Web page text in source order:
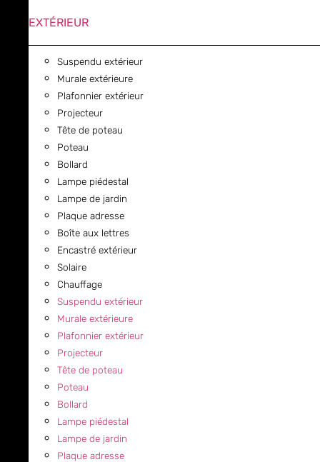
EXTÉRIEUR
Suspendu extérieur
Murale extérieure
Plafonnier extérieur
Projecteur
Tête de poteau
Poteau
Bollard
Lampe piédestal
Lampe de jardin
Plaque adresse
Boîte aux lettres
Encastré extérieur
Solaire
Chauffage
Suspendu extérieur
Murale extérieure
Plafonnier extérieur
Projecteur
Tête de poteau
Poteau
Bollard
Lampe piédestal
Lampe de jardin
Plaque adresse